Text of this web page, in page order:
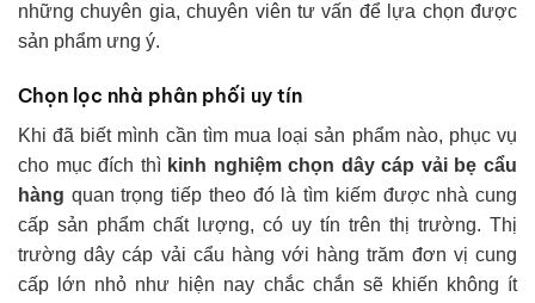
những chuyên gia, chuyên viên tư vấn để lựa chọn được
sản phẩm ưng ý.
Chọn lọc nhà phân phối uy tín
Khi đã biết mình cần tìm mua loại sản phẩm nào, phục vụ
cho mục đích thì kinh nghiệm chọn dây cáp vải bẹ cẩu
hàng quan trọng tiếp theo đó là tìm kiếm được nhà cung
cấp sản phẩm chất lượng, có uy tín trên thị trường. Thị
trường dây cáp vải cẩu hàng với hàng trăm đơn vị cung
cấp lớn nhỏ như hiện nay chắc chắn sẽ khiến không ít